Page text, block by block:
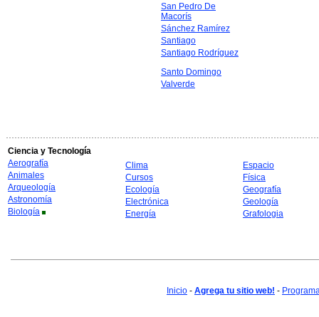
San Pedro De
Macorís
Sánchez Ramírez
Santiago
Santiago Rodríguez
Santo Domingo
Valverde
Ciencia y Tecnología
Aerografía
Animales
Arqueología
Astronomía
Biología
Clima
Cursos
Ecología
Electrónica
Energía
Espacio
Física
Geografía
Geología
Grafologia
Inicio - Agrega tu sitio web! -